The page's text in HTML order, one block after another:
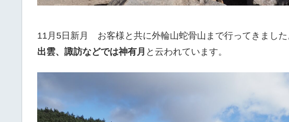
11月5日新月 お客様と共に外輪山蛇骨山まで行ってきました
出雲、諏訪などでは神有月 と云われています。